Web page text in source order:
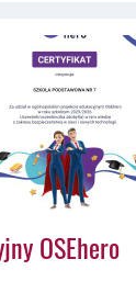
OSEhero